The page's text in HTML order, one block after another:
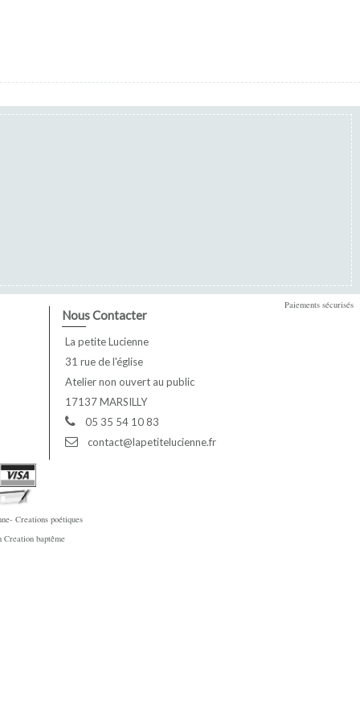
Nous Contacter
La petite Lucienne
31 rue de l'église
Atelier non ouvert au public
17137 MARSILLY
05 35 54 10 83
contact@lapetitelucienne.fr
Paiements sécurisés
Creations poétiques
baptême